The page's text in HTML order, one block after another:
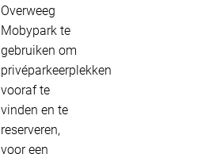
Overweeg
Mobypark te
gebruiken om
privéparkeerplekken
vooraf te
vinden en te
reserveren,
voor een